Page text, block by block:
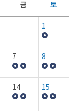
금 토
1
7 8
14 15